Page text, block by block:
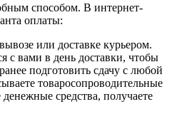
способом. В интернет-
оплаты:
или доставке курьером.
с вами в день доставки, чтобы
подготовить сдачу с любой
товаросопроводительные
средства, получаете